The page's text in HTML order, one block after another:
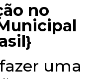
no
}
uma